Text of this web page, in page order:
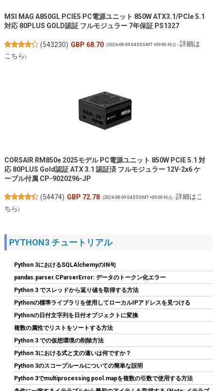
MSI MAG A850GL PCIE5 PC電源ユニット 850W ATX3.1/PCIe 5.1
対応 80PLUS GOLD認証 フルモジュラー 7年保証 PS1327
(543230) GBP 68.70 (2026-08-09 04:05 GMT +09:00 時点 -詳細は
こちら)
CORSAIR RM850e 2025モデル PC電源ユニット 850W PCIE 5.1 対
応 80PLUS Gold認証 ATX 3.1 認証済 フルモジュラー 12V-2x6 ケ
ーブル付属 CP-9020296-JP
(54474) GBP 72.78 (2026-08-09 04:05 GMT +09:00 時点 -詳細はこ
ちら)
Tuloka 4個ヒートシンク 導熱接着シート4pcs付き 熱暴走対策 冷
却ラジエーターフィンCPU ICチップ 回路基板 LEDアンプに適用
アルミニウム 黒 70mm×22mm×6mm
(5422382) GBP 3.60 (2026-08-09 04:05 GMT +09:00 時点 - 詳細は
こちら
PYTHON3 チュートリアル
Python 3におけるSQLAlchemyのIN句
pandas.parser.CParserError: データのトークン化エラー
Python 3 でスレッドから返り値を取得する方法
Pythonの標準ライブラリを使用してローカルIPアドレスを見つける
Pythonの日付文字列を日付オブジェクトに変換
複数の属性でリストをソートする方法
Python 3 での仮想環境の削除方法
Python 3における式と文の違いは何ですか？
Python 3のスコープルールについての簡単な説明
Python 3でmultiprocessing pool.mapを複数の引数で使用する方法